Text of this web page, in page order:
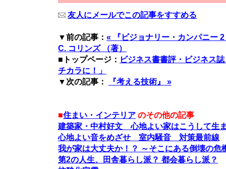
友人にメールでこの記事をすすめる
▼前の記事： « 『ビジョナリー・カンパニー
C. コリンズ （著）
■トップページ： ビジネス書書評・ビジネス
チカラに！」
▼次の記事：
『考える技術』 »
■住まい・インテリア のその他の記事
建築家・中村好文 心地よい家はこうして生
心地よい音をめざせ 室内騒音 対策最前線
我が家は大丈夫か！？ ～そこにある倒壊の危
第2の人生、田舎暮らし派？ 都会暮らし派？